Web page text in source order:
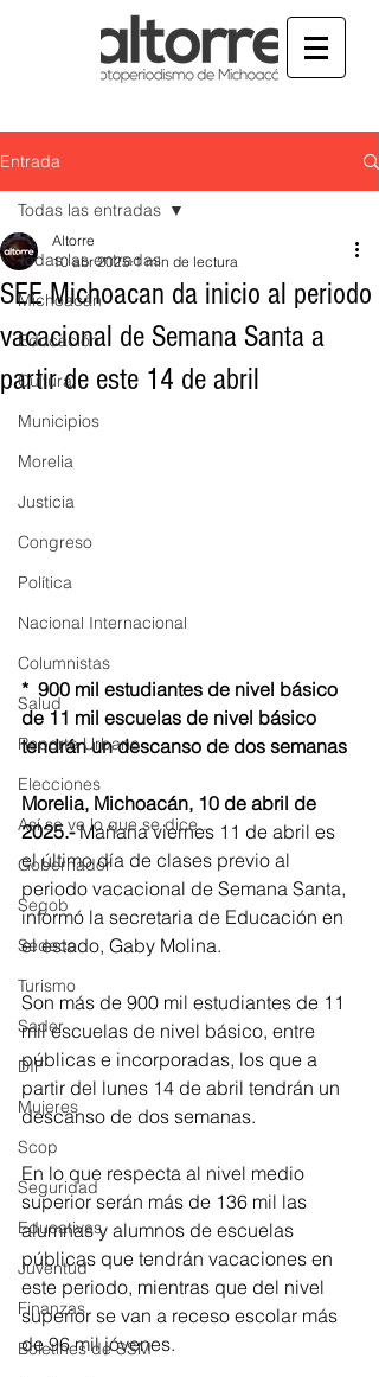
Entrada
Todas las entradas
Michoacán
Educación
Cultura
Municipios
Morelia
Justicia
Congreso
Política
Nacional Internacional
Columnistas
Salud
Reporte Urbano
Elecciones
Así se ve lo que se dice...
Gobernador
Segob
Sedeco
Turismo
Sader
DIF
Mujeres
Scop
Seguridad
Educativas
Juventud
Finanzas
Boletines de SSM
Todas las entradas
SEE Michoacan da inicio al periodo
vacacional de Semana Santa a
partir de este 14 de abril
Altorre
10 abr 2025 1 min de lectura
*  900 mil estudiantes de nivel básico
de 11 mil escuelas de nivel básico
tendrán un descanso de dos semanas
Morelia, Michoacán, 10 de abril de
2025.- Mañana viernes 11 de abril es
el último día de clases previo al
periodo vacacional de Semana Santa,
informó la secretaria de Educación en
el estado, Gaby Molina.
Son más de 900 mil estudiantes de 11
mil escuelas de nivel básico, entre
públicas e incorporadas, los que a
partir del lunes 14 de abril tendrán un
descanso de dos semanas.
En lo que respecta al nivel medio
superior serán más de 136 mil las
alumnas y alumnos de escuelas
públicas que tendrán vacaciones en
este periodo, mientras que del nivel
superior se van a receso escolar más
de 96 mil jóvenes.